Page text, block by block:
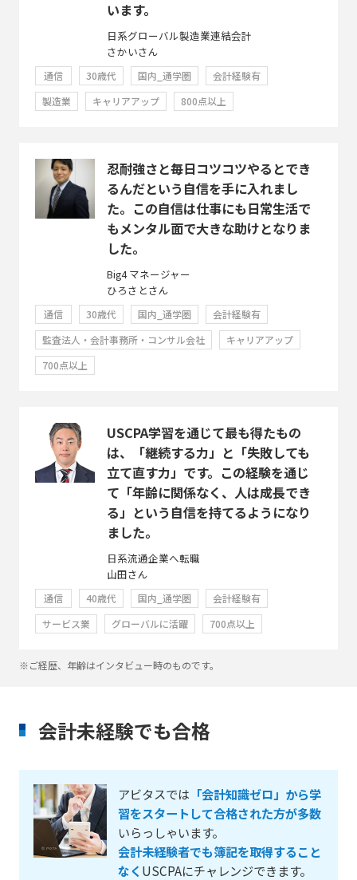
います。
日系グローバル製造業連結会計
さかいさん
通信 30歳代 国内_通学圏
会計経験有
製造業
キャリアアップ 800点以上
忍耐強さと毎日コツコツやるとでき
るんだという自信を手に入れまし
た。この自信は仕事にも日常生活で
もメンタル面で大きな助けとなりま
した。
Big4 マネージャー
ひろさとさん
通信 30歳代 国内_通学圏
会計経験有
監査法人・会計事務所・コンサル会社
キャリアアップ
700点以上
USCPA学習を通じて最も得たもの
は、「継続する力」と「失敗しても
立て直す力」です。この経験を通じ
て「年齢に関係なく、人は成長でき
る」という自信を持てるようになり
ました。
日系流通企業へ転職
山田さん
通信 40歳代 国内_通学圏
会計経験有
サービス業
グローバルに活躍 700点以上
※ご経歴、年齢はインタビュー時のものです。
会計未経験でも合格
アビタスでは 「会計知識ゼロ」から学
習をスタートして合格された方が多数
いらっしゃいます。
会計未経験者でも簿記を取得すること
なく USCPAにチャレンジできます。